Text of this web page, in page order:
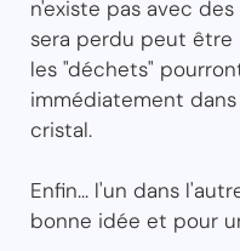
n'existe pas avec
sera perdu peut être
les "déchets"
immédiatement
cristal.
Enfin... l'un dans
bonne idée et pour